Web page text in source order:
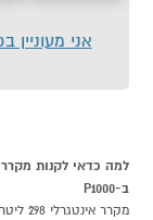
אני
ב-P1000